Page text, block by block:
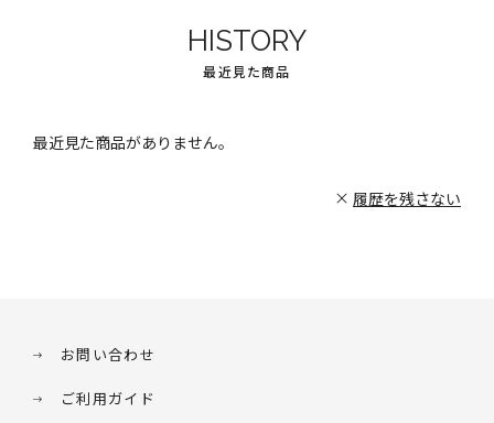
HISTORY
最近見た商品
最近見た商品がありません。
履歴を残さない
お問い合わせ
ご利用ガイド